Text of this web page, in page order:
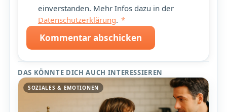
einverstanden. Mehr Infos dazu in der
Datenschutzerklärung. *
Kommentar abschicken
DAS KÖNNTE DICH AUCH INTERESSIEREN
SOZIALES & EMOTIONEN